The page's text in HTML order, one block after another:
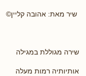
שיר מאת: אהובה קליין©
שירה מגוללת במגילה
אותיותיה רמות מעלה